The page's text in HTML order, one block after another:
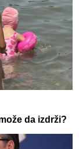
da izdrži?